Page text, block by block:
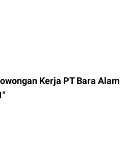
Kerja PT Bara Alam